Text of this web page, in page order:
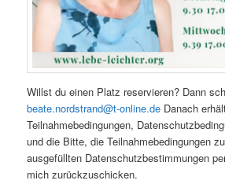
Willst du einen Platz reservieren? Dann
beate.nordstrand@t-online.de Danach
Teilnahmebedingungen,
und die Bitte, die Teilnahmebedingungen
ausgefüllten Datenschutzbestimmungen
mich zurückzuschicken.